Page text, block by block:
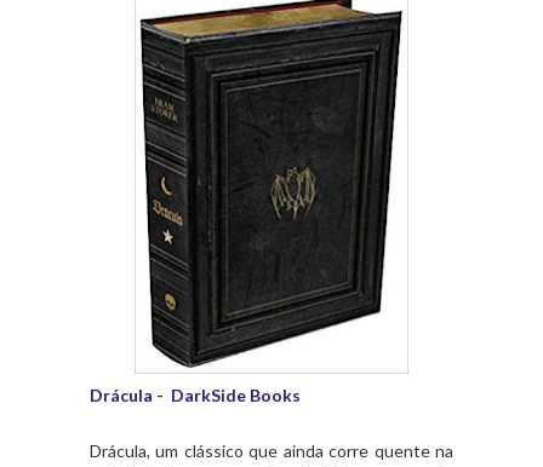
Drácula - DarkSide Books
Drácula, um clássico que ainda corre quente na